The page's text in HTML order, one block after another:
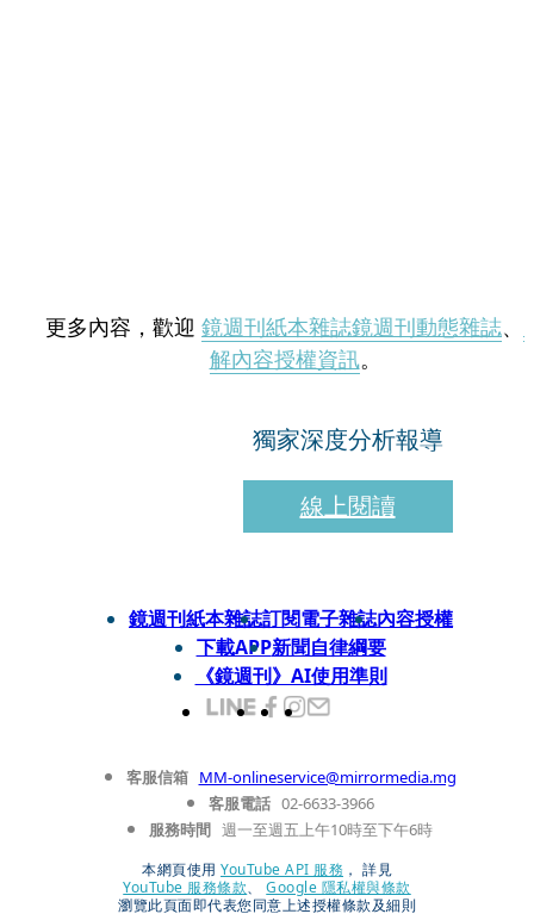
更多內容，歡迎 鏡週刊紙本雜誌鏡週刊動態雜誌、
解內容授權資訊。
獨家深度分析報導
線上閱讀
鏡週刊紙本雜誌訂閱電子雜誌內容授權
下載APP新聞自律綱要
《鏡週刊》AI使用準則
客服信箱 MM-onlineservice@mirrormedia.mg
客服電話 02-6633-3966
服務時間 週一至週五上午10時至下午6時
本網頁使用 YouTube API 服務 ， 詳見
YouTube 服務條款、
Google 隱私權與條款
瀏覽此頁面即代表您同意上述授權條款及細則